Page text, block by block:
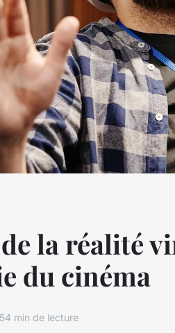
la réalité
du cinéma
4 min de lecture